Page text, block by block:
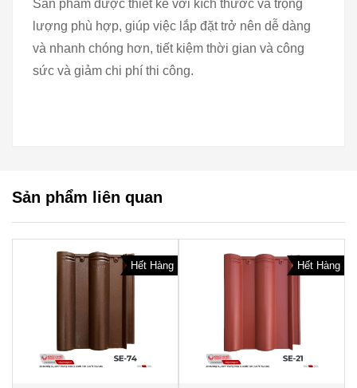
Sản phẩm được thiết kế với kích thước và trọng
lượng phù hợp, giúp việc lắp đặt trở nên dễ dàng
và nhanh chóng hơn, tiết kiệm thời gian và công
sức và giảm chi phí thi công.
Sản phẩm liên quan
Hết Hàng Hết Hàng